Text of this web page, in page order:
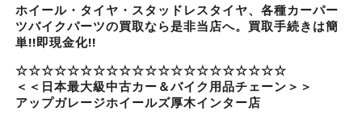
ホイール・タイヤ・スタッドレスタイヤ、各種カーパー
ツバイクパーツの買取なら是非当店へ。買取手続きは簡
単!!即現金化!!
☆☆☆☆☆☆☆☆☆☆☆☆☆☆☆☆☆☆☆☆☆
＜＜日本最大級中古カー＆バイク用品チェーン＞＞
アップガレージホイールズ厚木インター店